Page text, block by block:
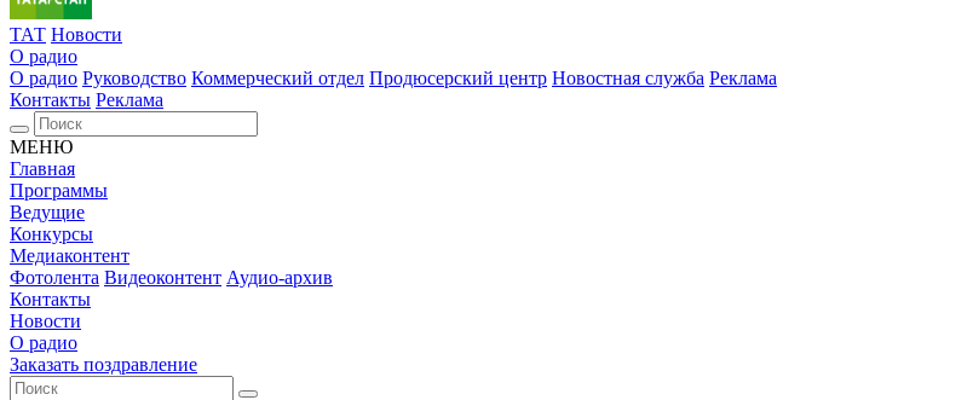
ТАТ Новости
О радио
О радио Руководство Коммерческий отдел Продюсерский центр Новостная служба Реклама
Контакты Реклама
МЕНЮ
Главная
Программы
Ведущие
Конкурсы
Медиаконтент
Фотолента Видеоконтент Аудио-архив
Контакты
Новости
О радио
Заказать поздравление